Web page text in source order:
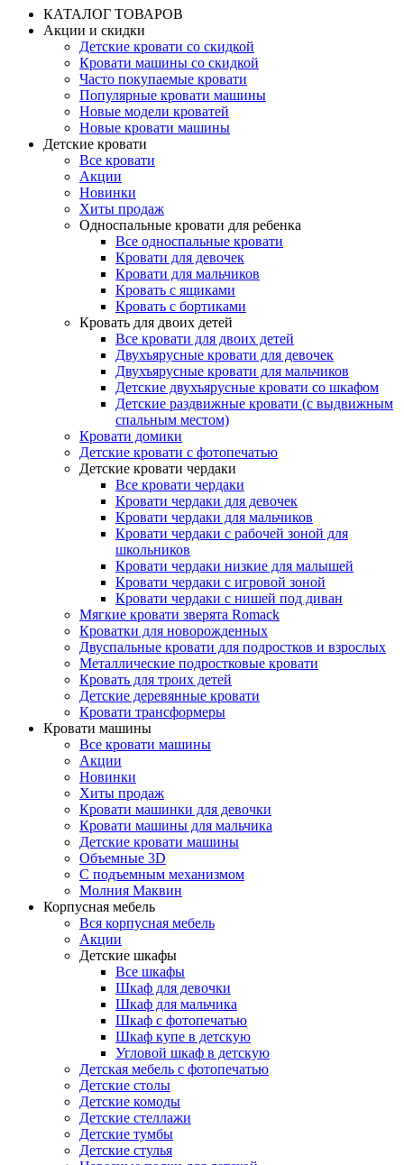
КАТАЛОГ ТОВАРОВ
Акции и скидки
Детские кровати со скидкой
Кровати машины со скидкой
Часто покупаемые кровати
Популярные кровати машины
Новые модели кроватей
Новые кровати машины
Детские кровати
Все кровати
Акции
Новинки
Хиты продаж
Односпальные кровати для ребенка
Все односпальные кровати
Кровати для девочек
Кровати для мальчиков
Кровать с ящиками
Кровать с бортиками
Кровать для двоих детей
Все кровати для двоих детей
Двухъярусные кровати для девочек
Двухъярусные кровати для мальчиков
Детские двухъярусные кровати со шкафом
Детские раздвижные кровати (с выдвижным
спальным местом)
Кровати домики
Детские кровати с фотопечатью
Детские кровати чердаки
Все кровати чердаки
Кровати чердаки для девочек
Кровати чердаки для мальчиков
Кровати чердаки с рабочей зоной для
школьников
Кровати чердаки низкие для малышей
Кровати чердаки с игровой зоной
Кровати чердаки с нишей под диван
Мягкие кровати зверята Romack
Кроватки для новорожденных
Двуспальные кровати для подростков и взрослых
Металлические подростковые кровати
Кровать для троих детей
Детские деревянные кровати
Кровати трансформеры
Кровати машины
Все кровати машины
Акции
Новинки
Хиты продаж
Кровати машинки для девочки
Кровати машины для мальчика
Детские кровати машины
Объемные 3D
С подъемным механизмом
Молния Маквин
Корпусная мебель
Вся корпусная мебель
Акции
Детские шкафы
Все шкафы
Шкаф для девочки
Шкаф для мальчика
Шкаф с фотопечатью
Шкаф купе в детскую
Угловой шкаф в детскую
Детская мебель с фотопечатью
Детские столы
Детские комоды
Детские стеллажи
Детские тумбы
Детские стулья